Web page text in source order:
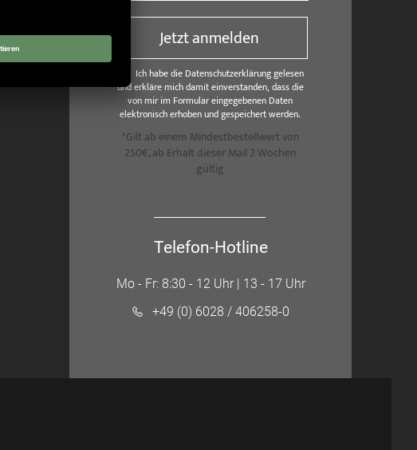
Jetzt anmelden
Ich habe die Datenschutzerklärung gelesen
und erkläre mich damit einverstanden, dass die
von mir im Formular eingegebenen Daten
elektronisch erhoben und gespeichert werden.
*Gilt ab einem Mindestbestellwert von
250€, ab Erhalt dieser Mail 2 Wochen
gültig
Telefon-Hotline
Mo - Fr: 8:30 - 12 Uhr | 13 - 17 Uhr
+49 (0) 6028 / 406258-0